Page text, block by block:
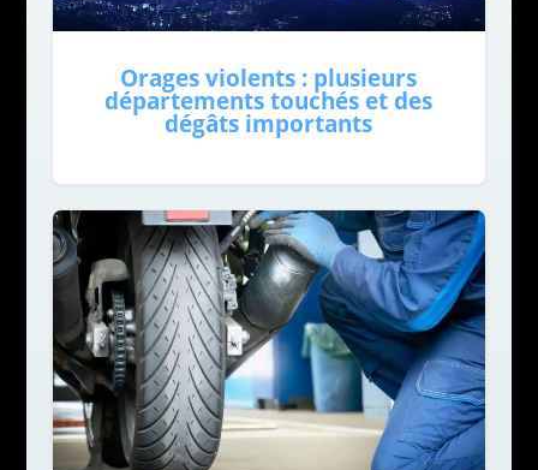
Orages violents : plusieurs
départements touchés et des
dégâts importants